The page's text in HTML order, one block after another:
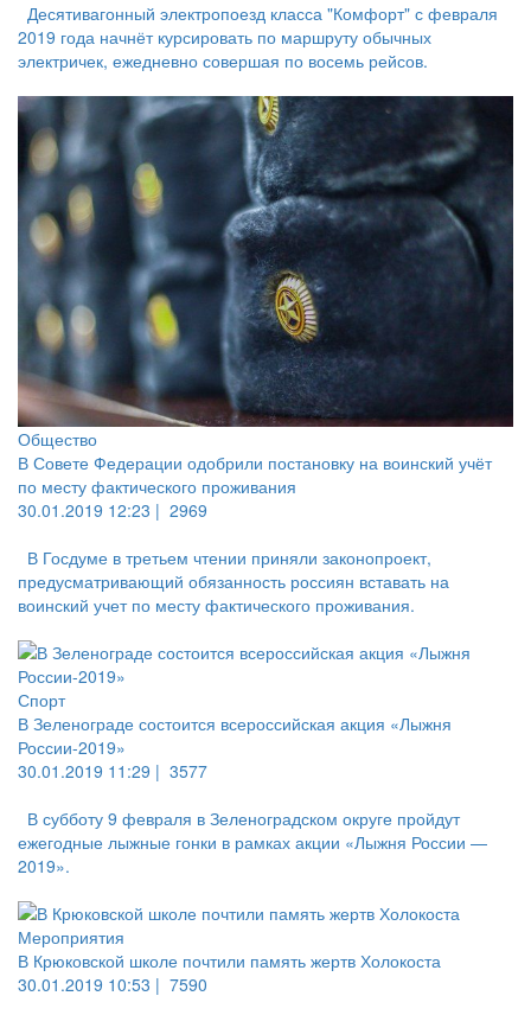
Десятивагонный электропоезд класса "Комфорт" с февраля
2019 года начнёт курсировать по маршруту обычных
электричек, ежедневно совершая по восемь рейсов.
Общество
В Совете Федерации одобрили постановку на воинский учёт
по месту фактического проживания
30.01.2019 12:23 | 2969
В Госдуме в третьем чтении приняли законопроект,
предусматривающий обязанность россиян вставать на
воинский учет по месту фактического проживания.
Спорт
В Зеленограде состоится всероссийская акция «Лыжня
России-2019»
30.01.2019 11:29 | 3577
В субботу 9 февраля в Зеленоградском округе пройдут
ежегодные лыжные гонки в рамках акции «Лыжня России —
2019».
Мероприятия
В Крюковской школе почтили память жертв Холокоста
30.01.2019 10:53 | 7590